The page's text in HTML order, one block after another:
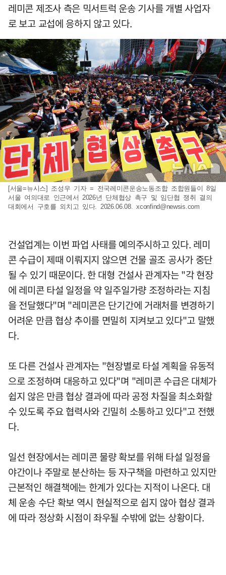
레미콘 제조사 측은 믹서트럭 운송 기사를 개별 사업자
로 보고 교섭에 응하지 않고 있다.
[서울=뉴시스] 조성우 기자 = 전국레미콘운송노동조합 조합원들이 8일
서울 여의대로 인근에서 2026년 단체협상 촉구 및 임단협 쟁취 결의
대회에서 구호를 외치고 있다. 2026.06.08.xconfind@newsis.com
건설업계는 이번 파업 사태를 예의주시하고 있다. 레미
콘 수급이 제때 이뤄지지 않으면 건물 골조 공사가 중단
될 수 있기 때문이다. 한 대형 건설사 관계자는 "각 현장
에 레미콘 타설 일정을 약 일주일가량 조정하라는 지침
을 전달했다"며 "레미콘은 단기간에 거래처를 변경하기
어려운 만큼 협상 추이를 면밀히 지켜보고 있다"고 말했
다.
또 다른 건설사 관계자는 "현장별로 타설 계획을 유동적
으로 조정하며 대응하고 있다"며 "레미콘 수급은 대체가
쉽지 않은 만큼 협상 결과에 따라 공정 차질을 최소화할
수 있도록 주요 협력사와 긴밀히 소통하고 있다"고 전했
다.
일선 현장에서는 레미콘 물량 확보를 위해 타설 일정을
야간이나 주말로 분산하는 등 자구책을 마련하고 있지만
근본적인 해결책에는 한계가 있다는 지적이 나온다. 대
체 운송 수단 확보 역시 현실적으로 쉽지 않아 협상 결과
에 따라 정상화 시점이 좌우될 수밖에 없는 상황이다.